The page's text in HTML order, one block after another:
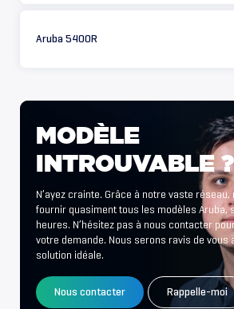
Aruba 5400R
MODÈLE
INTROUVABLE ?
N’ayez crainte. Grâce à notre vaste réseau,
fournir quasiment tous les modèles Aruba,
heures. N’hésitez pas à nous contacter
votre demande. Nous serons ravis de vous
solution idéale.
Nous contacter Rappelle-moi